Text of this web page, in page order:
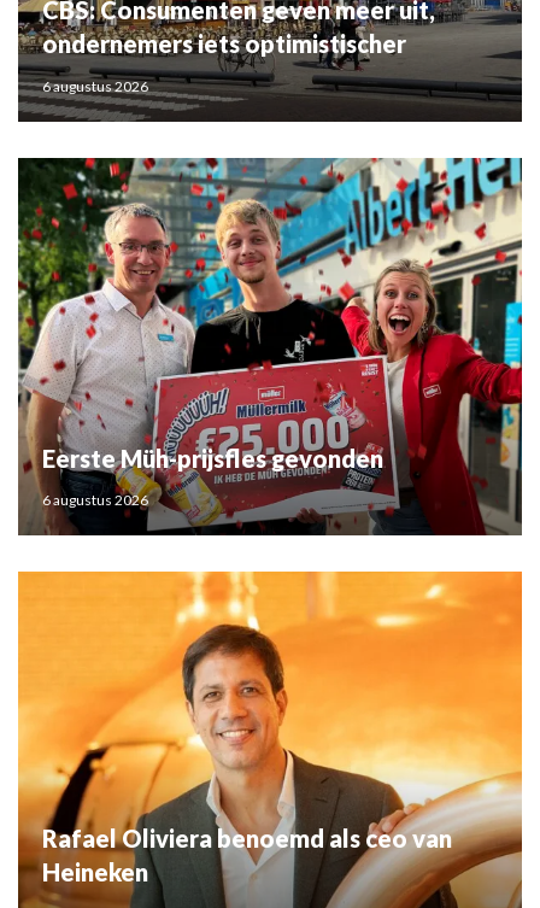
CBS: Consumenten geven meer uit,
ondernemers iets optimistischer
6 augustus 2026
Eerste Müh-prijsfles gevonden
6 augustus 2026
Rafael Oliviera benoemd als ceo van
Heineken